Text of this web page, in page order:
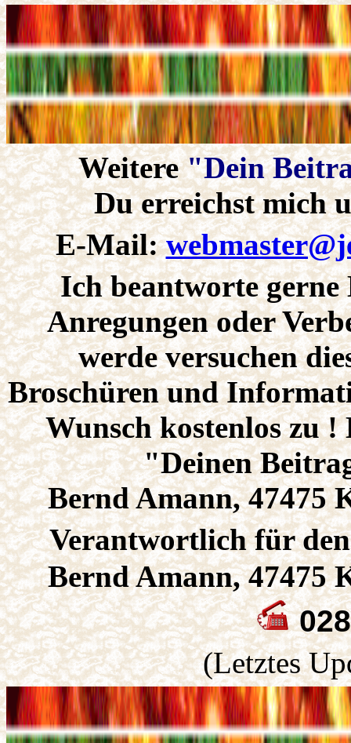
Weitere"Dein
Duerreichst mich
E-Mail:
Ichbeantworte gerne
Anregungen oder
werde versuchen
Broschüren und
Wunsch kostenlos zu !
"Deinen
Bernd Amann, 47475
Verantwortlich für
Bernd Amann, 47475
(Letztes